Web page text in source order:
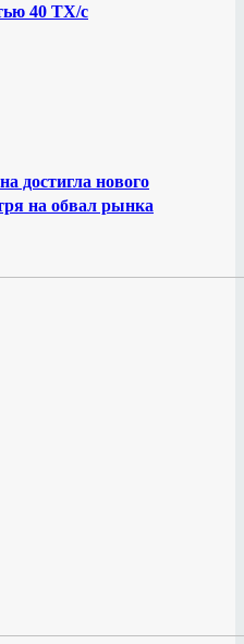
40 ТХ/с
достигла нового
на обвал рынка